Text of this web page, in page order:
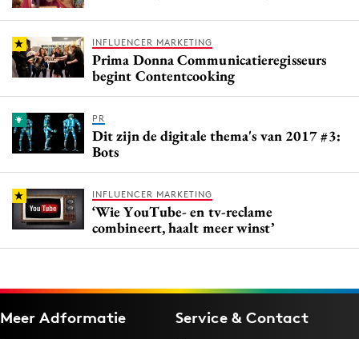
INFLUENCER MARKETING
Prima Donna Communicatieregisseurs
begint Contentcooking
PR
Dit zijn de digitale thema's van 2017 #3:
Bots
INFLUENCER MARKETING
‘Wie YouTube- en tv-reclame
combineert, haalt meer winst’
Meer Adformatie Service & Contact